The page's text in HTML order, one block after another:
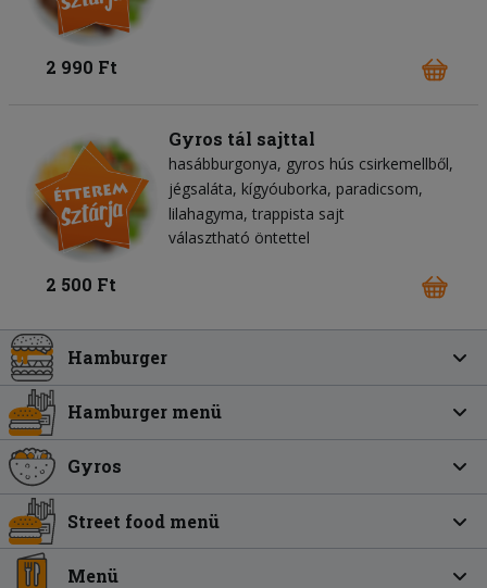
2 990 Ft
Gyros tál sajttal
hasábburgonya gyros hús csirkemellből
jégsaláta kígyóuborka paradicsom
lilahagyma trappista sajt
választható öntettel
2 500 Ft
Hamburger
Hamburger menü
Gyros
Street food menü
Menü